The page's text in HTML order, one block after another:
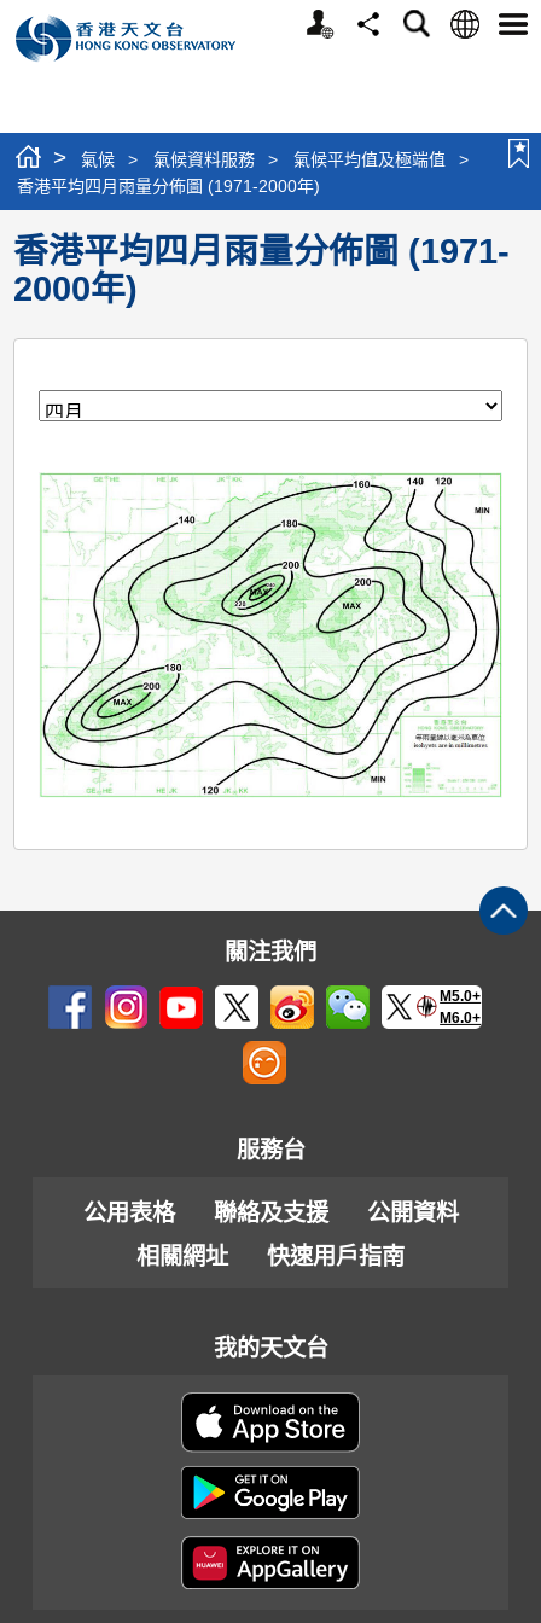
個
分
搜
語
選
> 氣候 > 氣候資料服務 > 氣候平均值及極端值
>
香港平均四月雨量分佈圖 (1971-2000年)
香港平均四月雨量分佈圖 (1971-
2000年)
月
關注我們
M5.0+
M6.0+
服務台
公用表格 聯絡及支援
公開資料
相關網址
快速用戶指南
我的天文台